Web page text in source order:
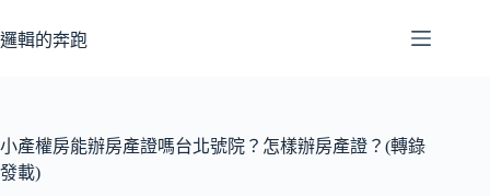
至
容
邏輯的奔跑
小產權房能辦房產證嗎台北號院？怎樣辦房產證？(轉錄
發載)